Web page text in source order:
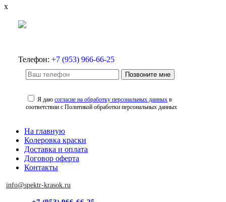
x
Телефон: +7 (953) 966-66-25
Позвоните мне
Я даюсогласие на обработку персональных данных в
соответствии с Политикой обработки персональных данных
На главную
Колеровка краски
Доставка и оплата
Договор оферта
Контакты
info@spektr-krasok.ru